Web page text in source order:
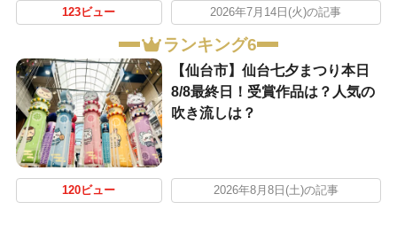
123ビュー 2026年7月14日(火)の記事
ランキング6
【仙台市】仙台七夕まつり本日
8/8最終日！受賞作品は？人気の
吹き流しは？
120ビュー 2026年8月8日(土)の記事